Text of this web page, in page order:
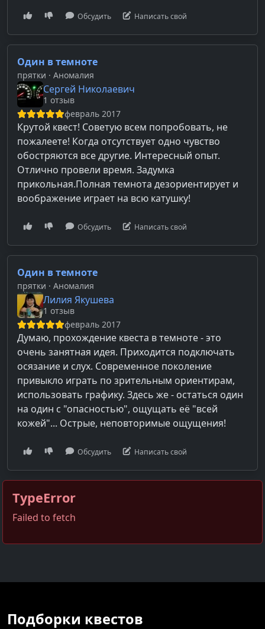
Обсудить Написать свой
Один в темноте
прятки · Аномалия
Сергей Николаевич
1 отзыв
февраль 2017
Крутой квест! Советую всем попробовать, не
пожалеете! Когда отсутствует одно чувство
обостряются все другие. Интересный опыт.
Отлично провели время. Задумка
прикольная.Полная темнота дезориентирует и
воображение играет на всю катушку!
Обсудить Написать свой
Один в темноте
прятки · Аномалия
Лилия Якушева
1 отзыв
февраль 2017
Думаю, прохождение квеста в темноте - это
очень занятная идея. Приходится подключать
осязание и слух. Современное поколение
привыкло играть по зрительным ориентирам,
использовать графику. Здесь же - остаться один
на один с "опасностью", ощущать её "всей
кожей"... Острые, неповторимые ощущения!
Обсудить Написать свой
TypeError
Failed to fetch
Подборки квестов